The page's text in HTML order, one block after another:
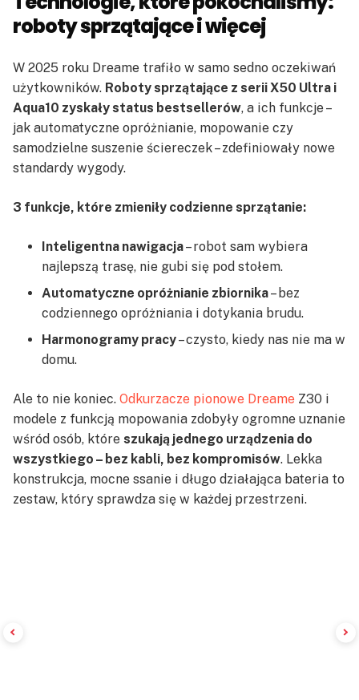
roboty sprzątające i więcej
W 2025 roku Dreame trafiło w samo sedno oczekiwań
użytkowników. Roboty sprzątające z serii X50 Ultra i
Aqua10 zyskały status bestsellerów, a ich funkcje –
jak automatyczne opróżnianie, mopowanie czy
samodzielne suszenie ściereczek – zdefiniowały nowe
standardy wygody.
3 funkcje, które zmieniły codzienne sprzątanie:
Inteligentna nawigacja– robot sam wybiera
najlepszą trasę, nie gubi się pod stołem.
Automatyczne opróżnianie zbiornika– bez
codziennego opróżniania i dotykania brudu.
Harmonogramy pracy– czysto, kiedy nas nie ma w
domu.
Ale to nie koniec. Odkurzacze pionowe Dreame Z30 i
modele z funkcją mopowania zdobyły ogromne uznanie
wśród osób, które szukają jednego urządzenia do
wszystkiego – bez kabli, bez kompromisów. Lekka
konstrukcja, mocne ssanie i długo działająca bateria to
zestaw, który sprawdza się w każdej przestrzeni.